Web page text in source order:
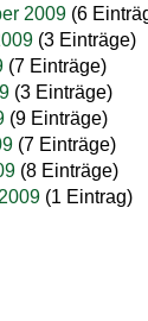
2009 (6
(3 Einträge)
(7 Einträge)
(3 Einträge)
(9 Einträge)
(7 Einträge)
(8 Einträge)
(1 Eintrag)